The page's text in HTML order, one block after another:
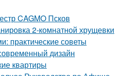
CAGMO Псков
2-комнатной хрущевки
практические советы
дизайн
квартиры